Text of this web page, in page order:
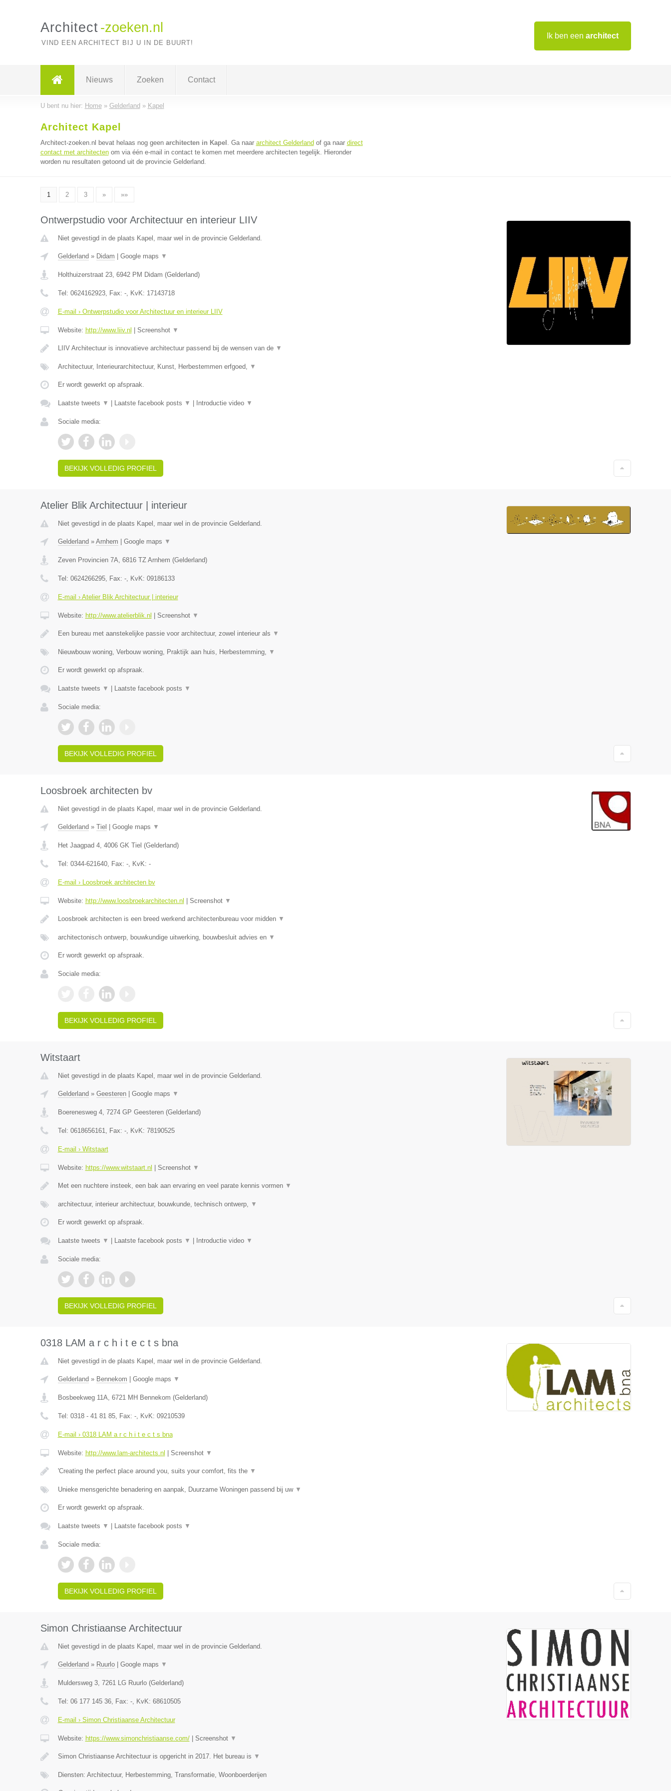
Ik ben een architect
Architect -zoeken.nl
VIND EEN ARCHITECT BIJ U IN DE BUURT!
Nieuws Zoeken Contact
U bent nu hier: Home» Gelderland » Kapel
Architect Kapel
Architect-zoeken.nl bevat helaas nog geen architecten in Kapel . Ga naar architect Gelderland of ga naar direct
contact met architectenom via één e-mail in contact te komen met meerdere architecten tegelijk. Hieronder
worden nu resultaten getoond uit de provincie Gelderland.
1 2 3 » »»
Ontwerpstudio voor Architectuur en interieur LIIV
Niet gevestigd in de plaats Kapel, maar wel in de provincie Gelderland.
Gelderland » Didam Google maps ▼
Holthuizerstraat 23, 6942 PM Didam (Gelderland)
Tel: 0624162923, Fax: -, KvK: 17143718
E-mail › Ontwerpstudio voor Architectuur en interieur LIIV
Website: http://www.liiv.nl Screenshot ▼
LIIV Architectuur is innovatieve architectuur passend bij de wensen van de ▼
Architectuur, Interieurarchitectuur, Kunst, Herbestemmen erfgoed, ▼
Er wordt gewerkt op afspraak.
Laatste tweets ▼ Laatste facebook posts ▼ Introductie video ▼
Sociale media:
BEKIJK VOLLEDIG PROFIEL
Atelier Blik Architectuur | interieur
Niet gevestigd in de plaats Kapel, maar wel in de provincie Gelderland.
Gelderland » Arnhem Google maps ▼
Zeven Provincien 7A, 6816 TZ Arnhem (Gelderland)
Tel: 0624266295, Fax: -, KvK: 09186133
E-mail › Atelier Blik Architectuur | interieur
Website: http://www.atelierblik.nl Screenshot ▼
Een bureau met aanstekelijke passie voor architectuur, zowel interieur als ▼
Nieuwbouw woning, Verbouw woning, Praktijk aan huis, Herbestemming, ▼
Er wordt gewerkt op afspraak.
Laatste tweets ▼ Laatste facebook posts ▼
Sociale media:
BEKIJK VOLLEDIG PROFIEL
Loosbroek architecten bv
Niet gevestigd in de plaats Kapel, maar wel in de provincie Gelderland.
Gelderland » Tiel Google maps ▼
Het Jaagpad 4, 4006 GK Tiel (Gelderland)
Tel: 0344-621640, Fax: -, KvK: -
E-mail › Loosbroek architecten bv
Website: http://www.loosbroekarchitecten.nl Screenshot ▼
Loosbroek architecten is een breed werkend architectenbureau voor midden ▼
architectonisch ontwerp, bouwkundige uitwerking, bouwbesluit advies en ▼
Er wordt gewerkt op afspraak.
Sociale media:
BEKIJK VOLLEDIG PROFIEL
Witstaart
Niet gevestigd in de plaats Kapel, maar wel in de provincie Gelderland.
Gelderland » Geesteren| Google maps ▼
Boerenesweg 4, 7274 GP Geesteren(Gelderland)
Tel: 0618656161, Fax: -, KvK: 78190525
E-mail › Witstaart
Website: https://www.witstaart.nl Screenshot ▼
Met een nuchtere insteek, een bak aan ervaring en veel parate kennis vormen ▼
architectuur, interieur architectuur, bouwkunde, technisch ontwerp, ▼
Er wordt gewerkt op afspraak.
Laatste tweets ▼ Laatste facebook posts ▼ Introductie video ▼
Sociale media:
BEKIJK VOLLEDIG PROFIEL
0318 LAM a r c h i t e c t s bna
Niet gevestigd in de plaats Kapel, maar wel in de provincie Gelderland.
Gelderland » Bennekom Google maps ▼
Bosbeekweg 11A, 6721 MH Bennekom (Gelderland)
Tel: 0318 - 41 81 85, Fax: -, KvK: 09210539
E-mail › 0318 LAM a r c h i t e c t s bna
Website: http://www.lam-architects.nl Screenshot ▼
'Creating the perfect place around you, suits your comfort, fits the ▼
Unieke mensgerichte benadering en aanpak, Duurzame Woningen passend bij uw ▼
Er wordt gewerkt op afspraak.
Laatste tweets ▼ Laatste facebook posts ▼
Sociale media:
BEKIJK VOLLEDIG PROFIEL
Simon Christiaanse Architectuur
Niet gevestigd in de plaats Kapel, maar wel in de provincie Gelderland.
Gelderland » Ruurlo| Google maps ▼
Muldersweg 3, 7261 LG Ruurlo(Gelderland)
Tel: 06 177 145 36, Fax: -, KvK: 68610505
E-mail › Simon Christiaanse Architectuur
Website: https://www.simonchristiaanse.com/| Screenshot ▼
Simon Christiaanse Architectuur is opgericht in 2017. Het bureau is ▼
Diensten: Architectuur, Herbestemming, Transformatie, Woonboerderijen